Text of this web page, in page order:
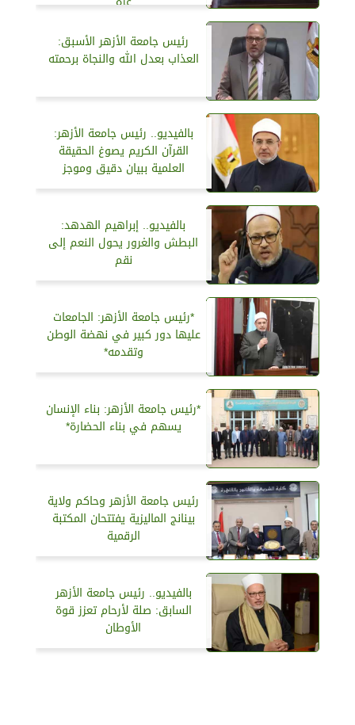
رئيس جامعة الأزهر الأسبق:
العذاب بعدل الله والنجاة برحمته
بالفيديو.. رئيس جامعة الأزهر:
القرآن الكريم يصوغ الحقيقة
العلمية ببيان دقيق وموجز
بالفيديو.. إبراهيم الهدهد:
البطش والغرور يحول النعم إلى
نقم
*رئيس جامعة الأزهر: الجامعات
عليها دور كبير في نهضة الوطن
وتقدمه*
*رئيس جامعة الأزهر: بناء الإنسان
يسهم في بناء الحضارة*
رئيس جامعة الأزهر وحاكم ولاية
بينانج الماليزية يفتتحان المكتبة
الرقمية
بالفيديو.. رئيس جامعة الأزهر
السابق: صلة لأرحام تعزز قوة
الأوطان